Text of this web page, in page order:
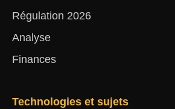
Régulation 2026
Analyse
Finances
Technologies et sujets